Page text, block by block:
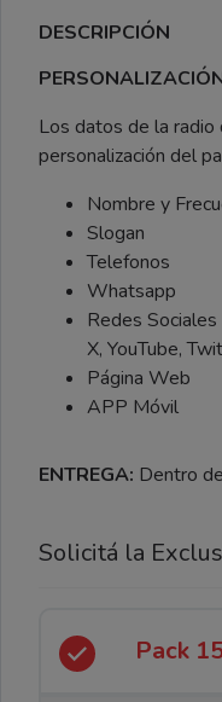
DESCRIPCIÓN
Los datos de la radio
personalización del
Nombre y
Slogan
Telefonos
Whatsapp
Redes
X, YouTube,
Página Web
APP Móvil
ENTREGA: Dentro
Solicitá la
Pack